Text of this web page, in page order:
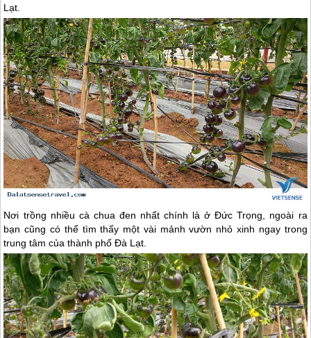
Lạt
Nơi trồng nhiều cà chua đen nhất chính là ở Đức Trọng, ngoài ra
bạn cũng có thể tìm thấy một vài mảnh vườn nhỏ xinh ngay trong
trung tâm của thành phốĐà Lạt.